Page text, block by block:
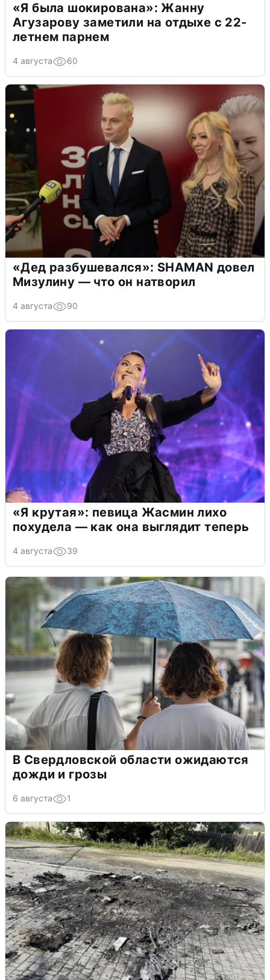
«Я была шокирована»: Жанну
Агузарову заметили на отдыхе с 22-
летнем парнем
4 августа 60
«Дед разбушевался»: SHAMAN довел
Мизулину — что он натворил
4 августа 90
«Я крутая»: певица Жасмин лихо
похудела — как она выглядит теперь
4 августа 39
В Свердловской области ожидаются
дожди и грозы
6 августа 1